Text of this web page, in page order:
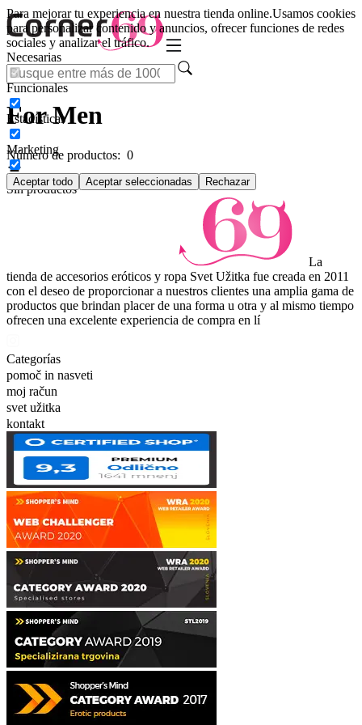
Para mejorar tu experiencia en nuestra tienda online.Usamos cookies
para personalizar contenido y anuncios, ofrecer funciones de redes
sociales y analizar el tráfico.
Necesarias
Funcionales
Estadísticas
Marketing
Aceptar todo Aceptar seleccionadas Rechazar
For Men
Número de productos: 0
Sin productos
La
tienda de accesorios eróticos y ropa Svet Užitka fue creada en 2011
con el deseo de proporcionar a nuestros clientes una amplia gama de
productos que brindan placer de una forma u otra y al mismo tiempo
ofrecen una excelente experiencia de compra en lí
Categorías
pomoč in nasveti
moj račun
svet užitka
kontakt